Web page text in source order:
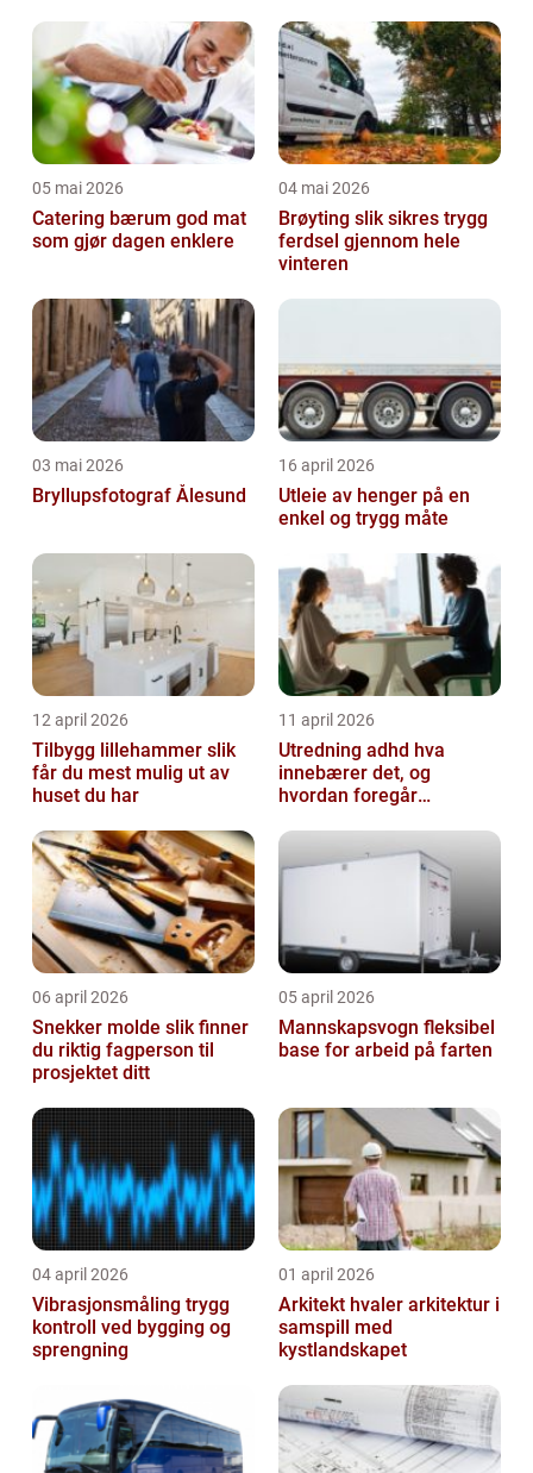
05 mai 2026
Catering bærum god mat
som gjør dagen enklere
04 mai 2026
Brøyting slik sikres trygg
ferdsel gjennom hele
vinteren
03 mai 2026
Bryllupsfotograf Ålesund
16 april 2026
Utleie av henger på en
enkel og trygg måte
12 april 2026
Tilbygg lillehammer slik
får du mest mulig ut av
huset du har
11 april 2026
Utredning adhd hva
innebærer det, og
hvordan foregår
06 april 2026
Snekker molde slik finner
du riktig fagperson til
prosjektet ditt
05 april 2026
Mannskapsvogn fleksibel
base for arbeid på farten
04 april 2026
Vibrasjonsmåling trygg
kontroll ved bygging og
sprengning
01 april 2026
Arkitekt hvaler arkitektur i
samspill med
kystlandskapet